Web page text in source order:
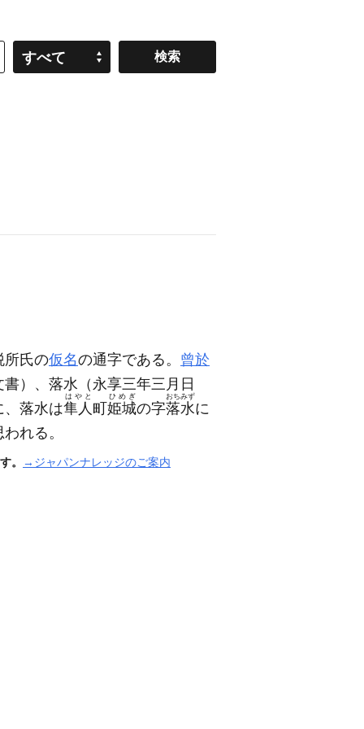
すべて
所氏の仮名の通字である。 曾於
） 、落水 （永享三年三月日
、落水は隼人
はやと
町 姫城
ひめぎ
の字落水
おちみず
に
れる。
。 →ジャパンナレッジのご案内